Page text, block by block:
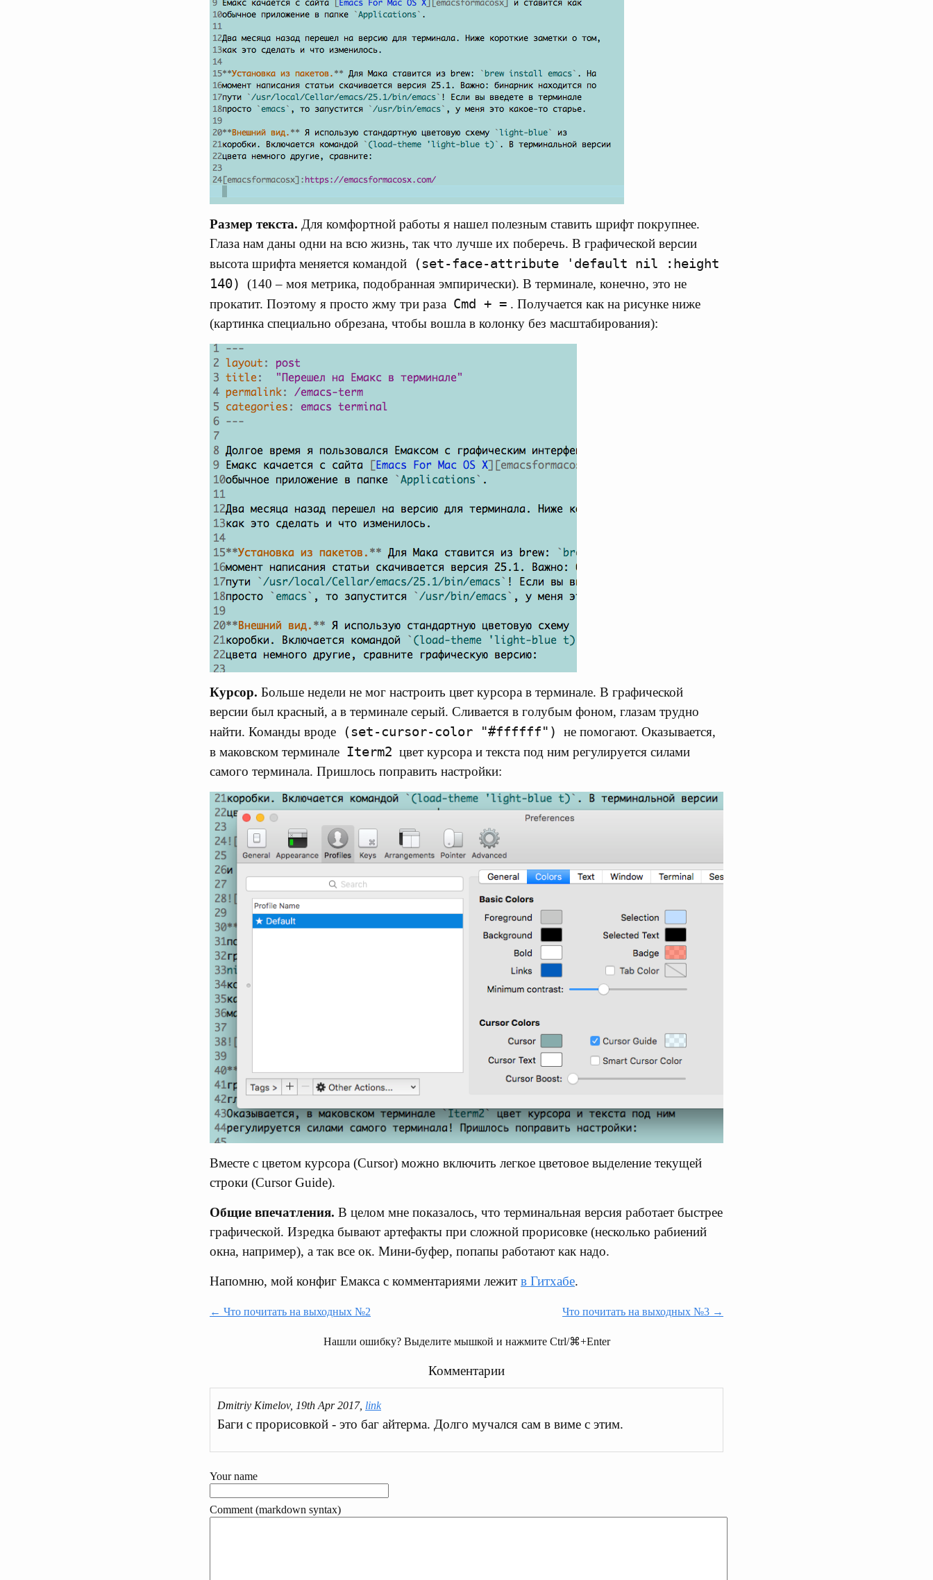
Размер текста. Для комфортной работы я нашел полезным ставить шрифт покрупнее.
Глаза нам даны одни на всю жизнь, так что лучше их поберечь. В графической версии
высота шрифта меняется командой
(set-face-attribute 'default nil :height
140)
(140 – моя метрика, подобранная эмпирически). В терминале, конечно, это не
прокатит. Поэтому я просто жму три раза Cmd + = . Получается как на рисунке ниже
(картинка специально обрезана, чтобы вошла в колонку без масштабирования):
Курсор. Больше недели не мог настроить цвет курсора в терминале. В графической
версии был красный, а в терминале серый. Сливается в голубым фоном, глазам трудно
найти. Команды вроде
(set-cursor-color "#ffffff")
не помогают. Оказывается,
в маковском терминале Iterm2 цвет курсора и текста под ним регулируется силами
самого терминала. Пришлось поправить настройки:
Вместе с цветом курсора (Cursor) можно включить легкое цветовое выделение текущей
строки (Cursor Guide).
Общие впечатления. В целом мне показалось, что терминальная версия работает быстрее
графической. Изредка бывают артефакты при сложной прорисовке (несколько рабиений
окна, например), а так все ок. Мини-буфер, попапы работают как надо.
Напомню, мой конфиг Емакса с комментариями лежит в Гитхабе.
← Что почитать на выходных №2 Что почитать на выходных №3 →
Нашли ошибку? Выделите мышкой и нажмите Ctrl/⌘+Enter
Комментарии
Dmitriy Kimelov, 19th Apr 2017, link
Баги с прорисовкой - это баг айтерма. Долго мучался сам в виме с этим.
Your name
Comment (markdown syntax)